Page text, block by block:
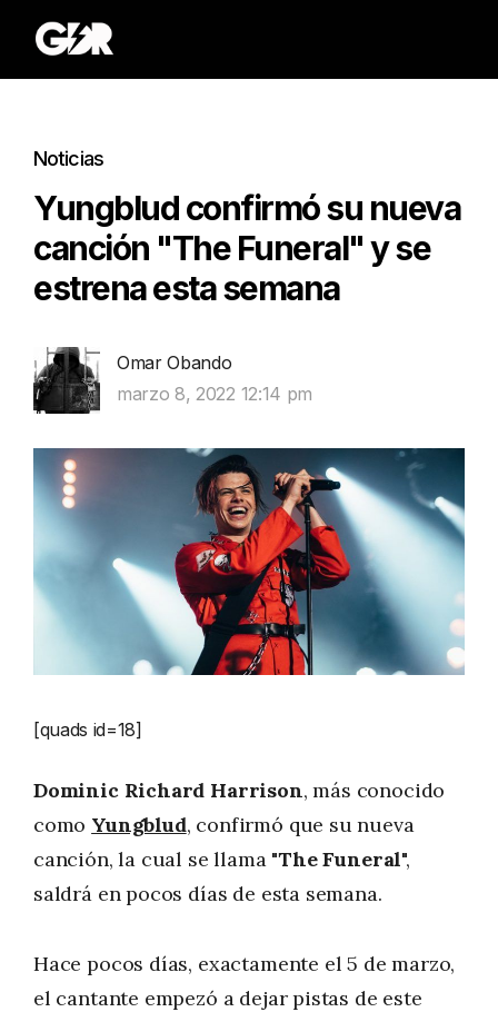
Noticias
Yungblud confirmó su nueva
canción "The Funeral" y se
estrena esta semana
Omar Obando
marzo 8, 2022 12:14 pm
[quads id=18]
Dominic Richard Harrison, más conocido
como Yungblud, confirmó que su nueva
canción, la cual se llama "The Funeral",
saldrá en pocos días de esta semana.
Hace pocos días, exactamente el 5 de marzo,
el cantante empezó a dejar pistas de este